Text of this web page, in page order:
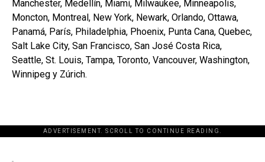
Manchester, Medellín, Miami, Milwaukee, Minneapolis,
Moncton, Montreal, New York, Newark, Orlando, Ottawa,
Panamá, París, Philadelphia, Phoenix, Punta Cana, Quebec,
Salt Lake City, San Francisco, San José Costa Rica,
Seattle, St. Louis, Tampa, Toronto, Vancouver, Washington,
Winnipeg y Zúrich.
ADVERTISEMENT. SCROLL TO CONTINUE READING.
[adsforwp id="243463"]